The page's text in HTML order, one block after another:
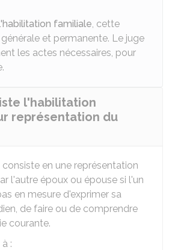
familiale, cette
et permanente. Le juge
les actes nécessaires, pour
l'habilitation
représentation du
en une représentation
l'autre époux ou épouse si l'un
en mesure d'exprimer sa
de faire ou de comprendre
courante.
: